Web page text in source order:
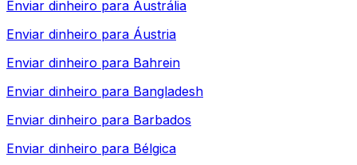
Enviar dinheiro para Austrália
Enviar dinheiro para Áustria
Enviar dinheiro para Bahrein
Enviar dinheiro para Bangladesh
Enviar dinheiro para Barbados
Enviar dinheiro para Bélgica